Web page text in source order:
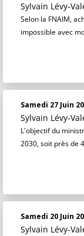
Sylvain Lévy-
Selon la FNAIM,
impossible avec
Samedi 27 Juin
Sylvain Lévy-
L'objectif du
2030, soit près de
Samedi 20 Juin
Sylvain Lévy-